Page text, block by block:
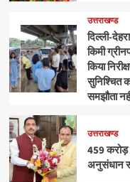
उत्तराखण्ड
दिल्ली-
किमी
किया
सुनिश्चित
समझौता
उत्तराखण्ड
459 करोड़
अनुसंधान